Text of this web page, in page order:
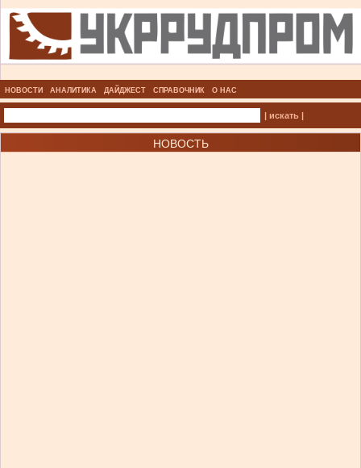
НОВОСТИ АНАЛИТИКА ДАЙДЖЕСТ СПРАВОЧНИК О НАС
| искать |
НОВОСТЬ